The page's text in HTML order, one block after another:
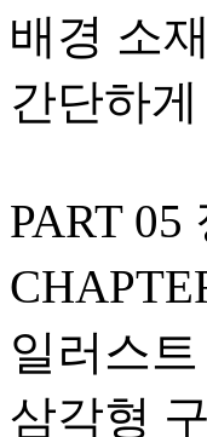
배경 소
간단하
PART
일러스
삼각형